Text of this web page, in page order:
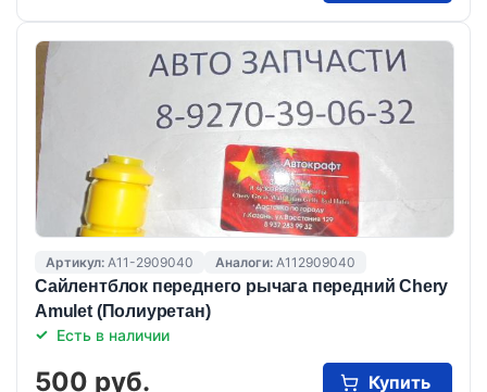
Артикул: A11-2909040 Аналоги: A112909040
Сайлентблок переднего рычага передний Chery
Amulet (Полиуретан)
Есть в наличии
500 руб. Купить